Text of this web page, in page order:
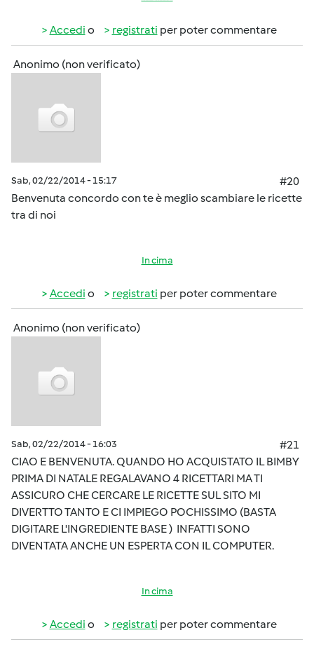
Accedi o registrati per poter commentare
Anonimo (non verificato)
Sab, 02/22/2014 - 15:17
#20
Benvenuta concordo con te è meglio scambiare le ricette
tra di noi
In cima
Accedi o registrati per poter commentare
Anonimo (non verificato)
Sab, 02/22/2014 - 16:03
#21
CIAO E BENVENUTA. QUANDO HO ACQUISTATO IL BIMBY
PRIMA DI NATALE REGALAVANO 4 RICETTARI MA TI
ASSICURO CHE CERCARE LE RICETTE SUL SITO MI
DIVERTTO TANTO E CI IMPIEGO POCHISSIMO (BASTA
DIGITARE L'INGREDIENTE BASE ) INFATTI SONO
DIVENTATA ANCHE UN ESPERTA CON IL COMPUTER.
In cima
Accedi o registrati per poter commentare